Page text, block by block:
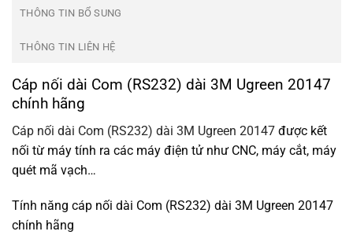
THÔNG TIN BỔ SUNG
THÔNG TIN LIÊN HỆ
Cáp nối dài Com (RS232) dài 3M Ugreen 20147
chính hãng
Cáp nối dài Com (RS232) dài 3M Ugreen 20147 được kết
nối từ máy tính ra các máy điện tử như CNC, máy cắt, máy
quét mã vạch…
Tính năng cáp nối dài Com (RS232) dài 3M Ugreen 20147
chính hãng